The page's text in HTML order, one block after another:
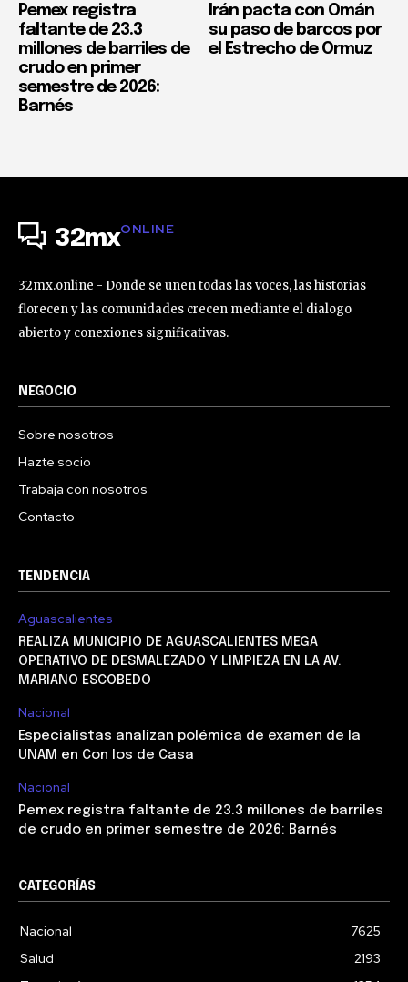
Pemex registra
faltante de 23.3
millones de barriles de
crudo en primer
semestre de 2026:
Barnés
Irán pacta con Omán
su paso de barcos por
el Estrecho de Ormuz
32mxONLINE
32mx.online - Donde se unen todas las voces, las historias
florecen y las comunidades crecen mediante el dialogo
abierto y conexiones significativas.
NEGOCIO
Sobre nosotros
Hazte socio
Trabaja con nosotros
Contacto
TENDENCIA
Aguascalientes
REALIZA MUNICIPIO DE AGUASCALIENTES MEGA
OPERATIVO DE DESMALEZADO Y LIMPIEZA EN LA AV.
MARIANO ESCOBEDO
Nacional
Especialistas analizan polémica de examen de la
UNAM en Con los de Casa
Nacional
Pemex registra faltante de 23.3 millones de barriles
de crudo en primer semestre de 2026: Barnés
CATEGORÍAS
Nacional
7625
Salud
2193